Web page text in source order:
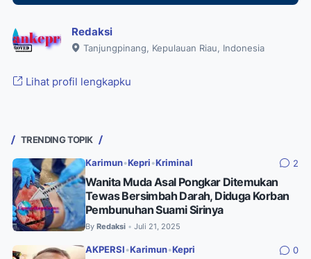
Redaksi
Tanjungpinang, Kepulauan Riau, Indonesia
Lihat profil lengkapku
TRENDING TOPIK
Karimun•Kepri •Kriminal 2
Wanita Muda Asal Pongkar Ditemukan
Tewas Bersimbah Darah, Diduga Korban
Pembunuhan Suami Sirinya
By Redaksi • Juli 21, 2025
AKPERSI •Karimun•Kepri 0